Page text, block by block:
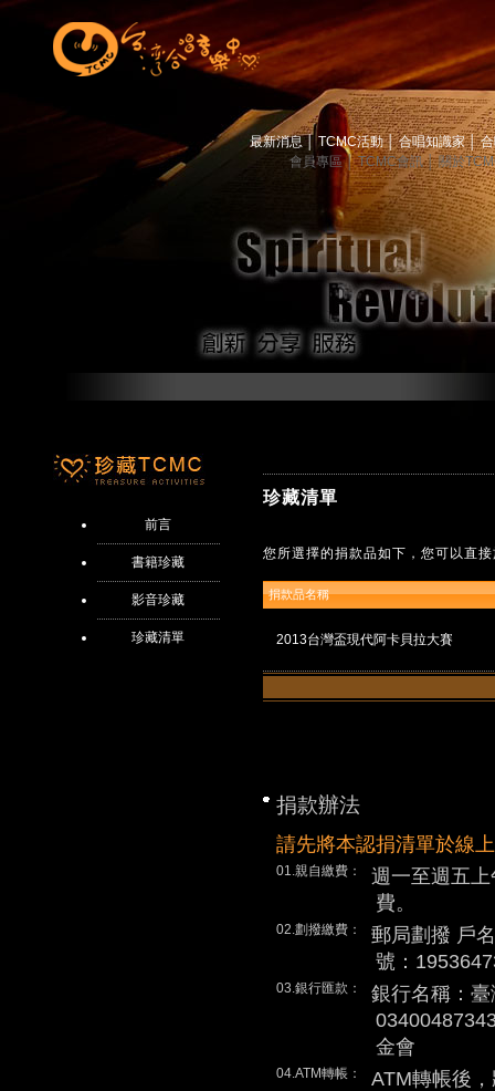
最新消息 TCMC活動│ 合唱知識家│
會員專區│ TCMC會訊│ 關於
前言
書籍珍藏
影音珍藏
珍藏清單
珍藏清單
您所選擇的捐款品如下，您可以直
捐款品名稱
2013台灣盃現代阿卡貝拉大賽
捐款辦法
請先將本認捐清單於線
01.親自繳費：
週一至週五
費。
02.劃撥繳費：
郵局劃撥 戶
號：
03.銀行匯款：
銀行名稱：
金會
04.ATM轉帳：
ATM轉帳後